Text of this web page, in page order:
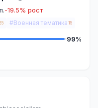
-19.5% рост
#Военная тематика 15
99%